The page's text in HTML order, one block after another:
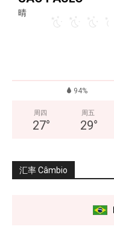
晴
94%
周四
27°
周五
29°
汇率 Câmbio